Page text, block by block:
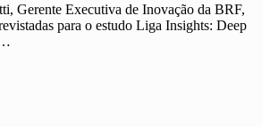
Gerente Executiva de Inovação da BRF,
para o estudo Liga Insights: Deep